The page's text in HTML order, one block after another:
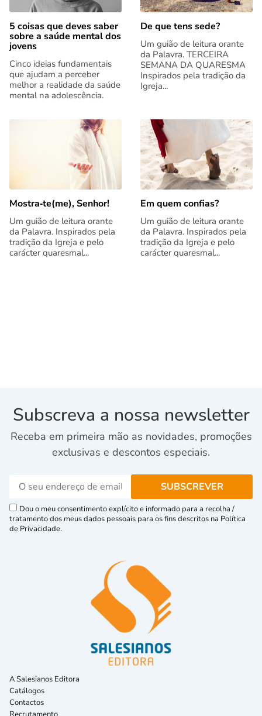
5 coisas que deves saber
sobre a saúde mental dos
jovens
Cinco ideias fundamentais
que ajudam a perceber
melhor a realidade da saúde
mental na adolescência.
De que tens sede?
Um guião de leitura orante
da Palavra. TERCEIRA
SEMANA DA QUARESMA
Inspirados pela tradição da
Igreja...
Mostra‑te(me), Senhor!
Um guião de leitura orante
da Palavra. Inspirados pela
tradição da Igreja e pelo
carácter quaresmal...
Em quem confias?
Um guião de leitura orante
da Palavra. Inspirados pela
tradição da Igreja e pelo
carácter quaresmal...
Subscreva a nossa newsletter
Receba em primeira mão as novidades, promoções
exclusivas e descontos especiais.
Dou o meu consentimento explícito e informado para a recolha /
tratamento dos meus dados pessoais para os fins descritos na Política
de Privacidade.
A Salesianos Editora
Catálogos
Contactos